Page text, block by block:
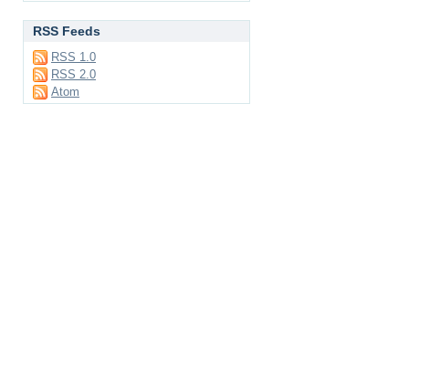
RSS Feeds
RSS 1.0
RSS 2.0
Atom